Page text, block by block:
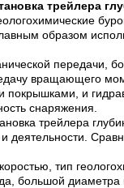
трейлера
образом
передачи,
вращающего
и
снаряжения.
трейлера
деятельности.
тип
большой диаметра